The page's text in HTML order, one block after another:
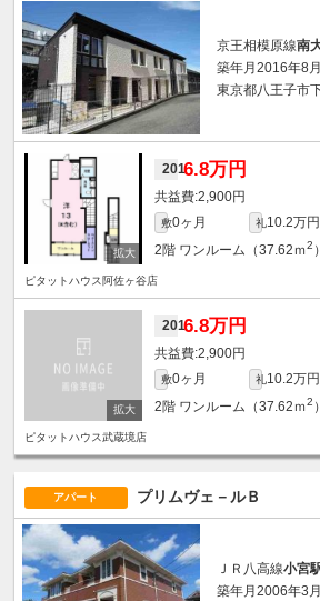
京王相模原線南
築年月2016年8
東京都八王子市
2016.8万円
2,900円
敷0ヶ月 礼10.2万円
2階 ワンルーム（37.62ｍ2 ）
ピタットハウス阿佐ヶ谷店
2016.8万円
2,900円
敷0ヶ月 礼10.2万円
2階 ワンルーム（37.62ｍ2 ）
ピタットハウス武蔵境店
アパート プリムヴェ－ルＢ
ＪＲ八高線小宮
築年月2006年3